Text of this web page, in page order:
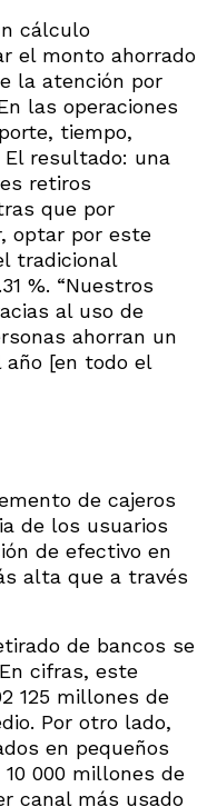
cálculo
el monto ahorrado
la atención por
las operaciones
tiempo,
resultado: una
retiros
que por
optar por este
tradicional
%. “Nuestros
al uso de
ahorran un
año [en todo el
de cajeros
de los usuarios
de efectivo en
alta que a través
de bancos se
cifras, este
125 millones de
Por otro lado,
en pequeños
000 millones de
canal más usado